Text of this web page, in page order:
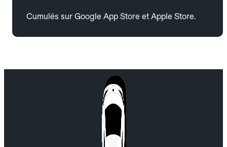
Cumulés sur Google App Store et Apple Store.